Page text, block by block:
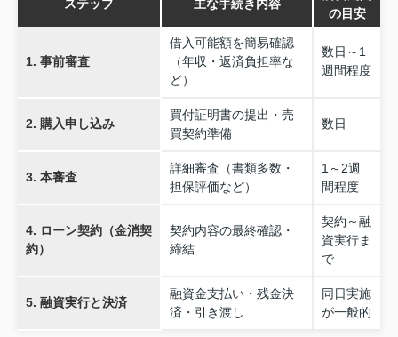
ステップ 主な手続き内容
の目安
1. 事前審査
借入可能額を簡易確認
（年収・返済負担率な
ど）
数日～1
週間程度
2. 購入申し込み
買付証明書の提出・売
買契約準備
数日
3. 本審査
詳細審査（書類多数・
担保評価など）
1～2週
間程度
4. ローン契約（金消契
約）
契約内容の最終確認・
締結
契約～融
資実行ま
で
5. 融資実行と決済
融資金支払い・残金決
済・引き渡し
同日実施
が一般的